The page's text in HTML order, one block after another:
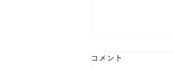
コメント